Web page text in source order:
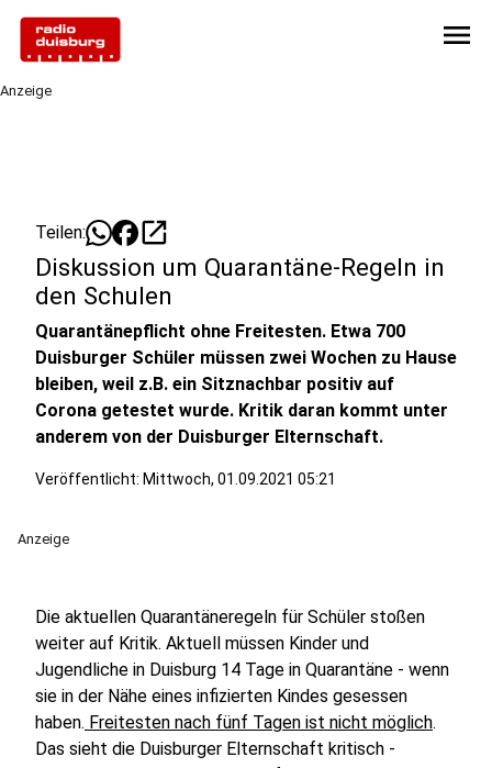
menu
Anzeige
Teilen: open_in_new
Diskussion um Quarantäne-Regeln in
den Schulen
Quarantänepflicht ohne Freitesten. Etwa 700
Duisburger Schüler müssen zwei Wochen zu Hause
bleiben, weil z.B. ein Sitznachbar positiv auf
Corona getestet wurde. Kritik daran kommt unter
anderem von der Duisburger Elternschaft.
Veröffentlicht: Mittwoch, 01.09.2021 05:21
Anzeige
Die aktuellen Quarantäneregeln für Schüler stoßen
weiter auf Kritik. Aktuell müssen Kinder und
Jugendliche in Duisburg 14 Tage in Quarantäne - wenn
sie in der Nähe eines infizierten Kindes gesessen
haben. Freitesten nach fünf Tagen ist nicht möglich.
Das sieht die Duisburger Elternschaft kritisch -